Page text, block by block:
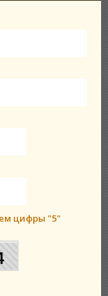
цифры "5"